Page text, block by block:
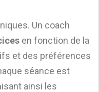
Un coach
en fonction de la
et des préférences
séance est
ainsi les